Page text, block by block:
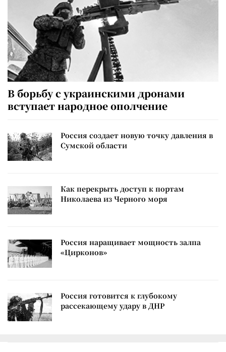
В борьбу с украинскими дронами
вступает народное ополчение
Россия создает новую точку давления в
Сумской области
Как перекрыть доступ к портам
Николаева из Черного моря
Россия наращивает мощность залпа
«Цирконов»
Россия готовится к глубокому
рассекающему удару в ДНР